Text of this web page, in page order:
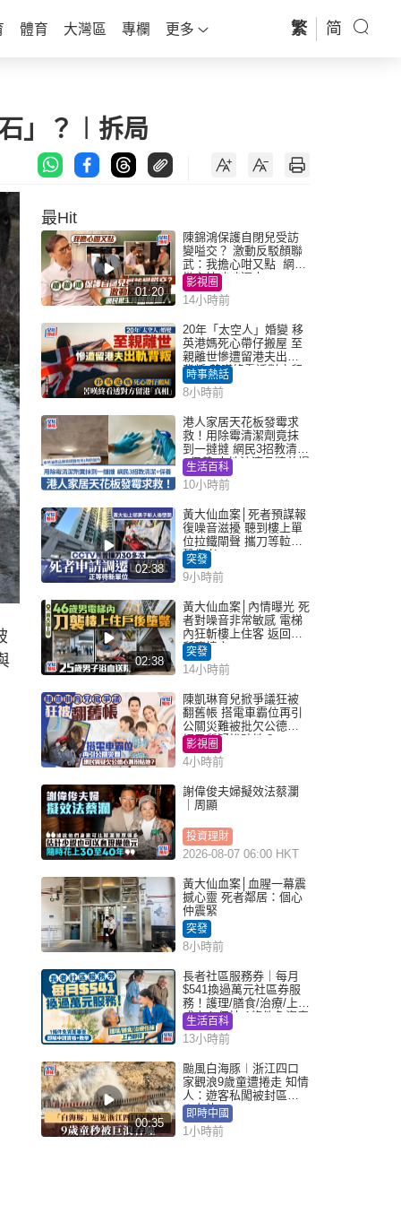
體育 大灣區 專欄 更多 繁 简
」？︱拆局
最Hit
01:20
陳錦鴻保護自閉兒受訪
變嗌交？ 激動反駁顏聯
武：我擔心咁又點 網民
批主持咄咄逼人
影視圈
14小時前
20年「太空人」婚變 移
英港媽死心帶仔搬屋 至
親離世慘遭留港夫出軌
背叛 苦嘆終看透對方留
港「真相」｜Juicy叮
時事熱話
8小時前
港人家居天花板發霉求
救！用除霉清潔劑竟抹
到一撻撻 網民3招教清潔
+保養 本地油漆品牌曾提
醒勿用1物防變色
生活百科
10小時前
02:38
黃大仙血案│死者預謀報
復噪音滋擾 聽到樓上單
位拉鐵閘聲 攜刀等𨋢伏
擊傷者
突發
9小時前
02:38
黃大仙血案│內情曝光 死
者對噪音非常敏感 電梯
內狂斬樓上住客 返回住
所墮樓亡
突發
14小時前
陳凱琳育兒掀爭議狂被
翻舊帳 搭電車霸位再引
公關災難被批欠公德心
網民質疑扮貼地？
影視圈
4小時前
謝偉俊夫婦擬效法蔡瀾
｜周顯
投資理財
2026-08-07 06:00 HKT
黃大仙血案│血腥一幕震
撼心靈 死者鄰居：個心
仲震緊
突發
8小時前
長者社區服務券｜每月
$541換過萬元社區券服
務！護理/膳食/治療/上門
或中心任揀 1條件免資產
審查（附申請資格及教
學）
生活百科
13小時前
00:35
颱風白海豚︱浙江四口
家觀浪9歲童遭捲走 知情
人：遊客私闖被封區域
︱有片
即時中國
1小時前